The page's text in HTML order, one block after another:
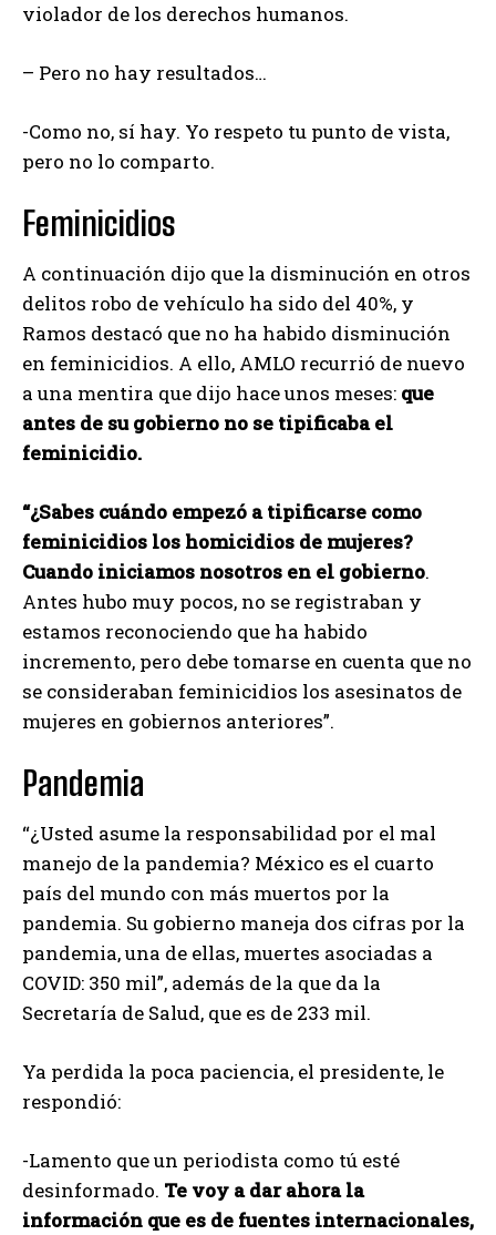
violador de los derechos humanos.
– Pero no hay resultados…
-Como no, sí hay. Yo respeto tu punto de vista,
pero no lo comparto.
Feminicidios
A continuación dijo que la disminución en otros
delitos robo de vehículo ha sido del 40%, y
Ramos destacó que no ha habido disminución
en feminicidios. A ello, AMLO recurrió de nuevo
a una mentira que dijo hace unos meses: que
antes de su gobierno no se tipificaba el
feminicidio.
“¿Sabes cuándo empezó a tipificarse como
feminicidios los homicidios de mujeres?
Cuando iniciamos nosotros en el gobierno.
Antes hubo muy pocos, no se registraban y
estamos reconociendo que ha habido
incremento, pero debe tomarse en cuenta que no
se consideraban feminicidios los asesinatos de
mujeres en gobiernos anteriores”.
Pandemia
“¿Usted asume la responsabilidad por el mal
manejo de la pandemia? México es el cuarto
país del mundo con más muertos por la
pandemia. Su gobierno maneja dos cifras por la
pandemia, una de ellas, muertes asociadas a
COVID: 350 mil”, además de la que da la
Secretaría de Salud, que es de 233 mil.
Ya perdida la poca paciencia, el presidente, le
respondió:
-Lamento que un periodista como tú esté
desinformado. Te voy a dar ahora la
información que es de fuentes internacionales,